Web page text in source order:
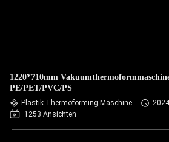
1220*710mm
PE/PET/PVC/PS
Plastik-Thermoforming-Maschine
1253 Ansichten